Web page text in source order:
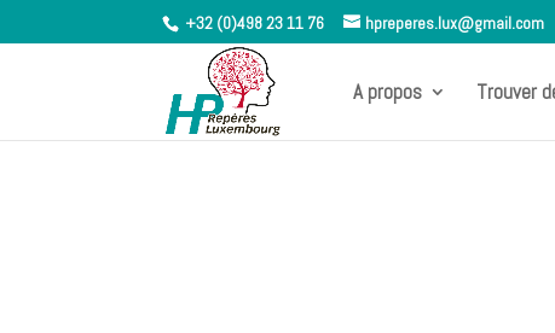
+32 (0)498 23 11 76 hpreperes.lux@gmail.com
A propos Trouver